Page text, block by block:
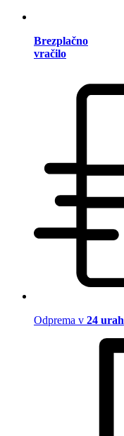
Brezplačno
vračilo
Odprema v 24 urah